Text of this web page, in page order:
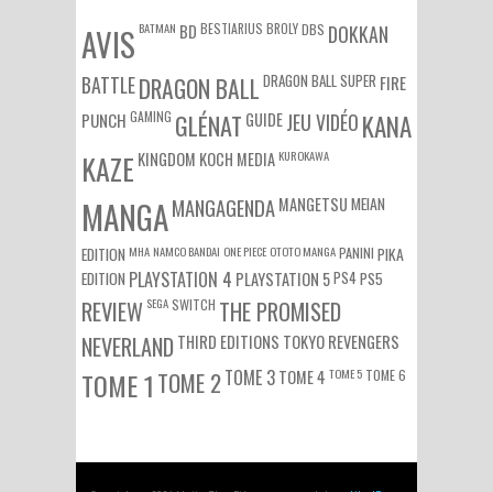
AVIS BATMAN BD BESTIARIUS BROLYDBS DOKKAN
BATTLEDRAGON BALL DRAGON BALL SUPER FIRE
PUNCH GAMING GLÉNAT GUIDEJEU VIDÉOKANA
KAZE KINGDOM KOCH MEDIA KUROKAWA
MANGAMANGAGENDAMANGETSUMEIAN
EDITION MHA NAMCO BANDAI ONE PIECE OTOTO MANGAPANINI PIKA
EDITION PLAYSTATION 4 PLAYSTATION 5PS4PS5
REVIEW SEGASWITCH THE PROMISED
NEVERLAND THIRD EDITIONS TOKYO REVENGERS
TOME 1TOME 2TOME 3TOME 4 TOME 5 TOME 6